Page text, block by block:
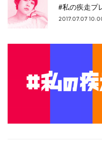
#私の疾走プ
2017.07.07